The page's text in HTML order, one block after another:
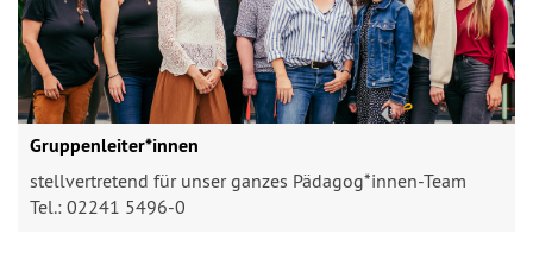
Gruppenleiter*innen
stellvertretend für unser ganzes Pädagog*innen-Team
Tel.: 02241 5496-0